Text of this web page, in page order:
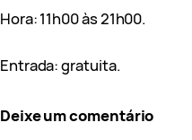
Hora: 11h00 às 21h00.
Entrada: gratuita.
Deixe um comentário